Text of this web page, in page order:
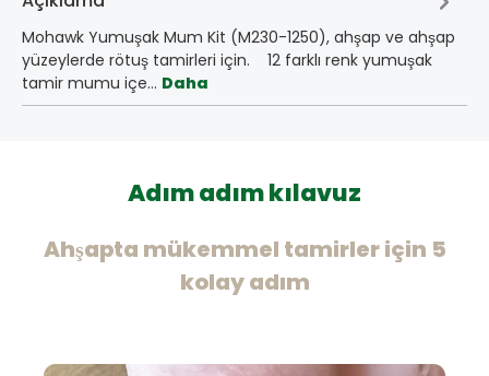
Mohawk Yumuşak Mum Kit (M230-1250), ahşap ve ahşap
yüzeylerde rötuş tamirleri için. 12 farklı renk yumuşak
tamir mumu içe… Daha
Adım adım kılavuz
Ahşapta mükemmel tamirler için 5
kolay adım